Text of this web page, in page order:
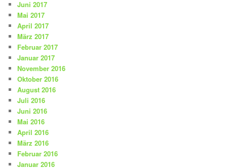
Juni 2017
Mai 2017
April 2017
März 2017
Februar 2017
Januar 2017
November 2016
Oktober 2016
August 2016
Juli 2016
Juni 2016
Mai 2016
April 2016
März 2016
Februar 2016
Januar 2016